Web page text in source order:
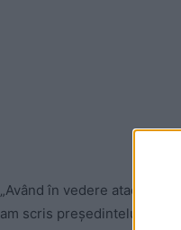
„Având în vedere atacurile
am scris preşedintelui